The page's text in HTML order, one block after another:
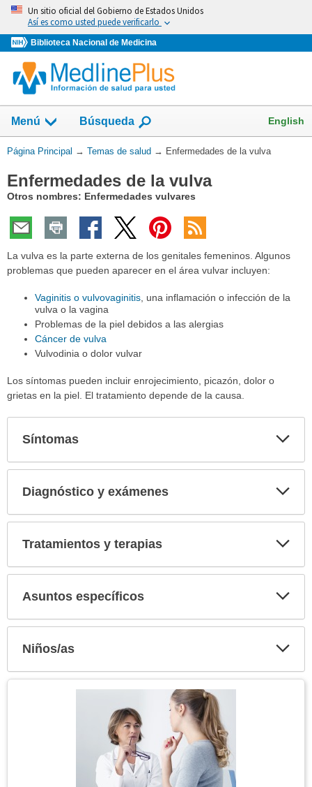
Omita
vaya
al
Contenido
Un sitio oficial del Gobierno de Estados Unidos
Así es como usted puede verificarlo
Biblioteca Nacional de Medicina
Menú
Mostrar
campo
de
Búsqueda English
Usted
aquí:
Página Principal → Temas de salud → Enfermedades de la vulva
Enfermedades de la vulva
Otros nombres: Enfermedades vulvares
La vulva es la parte externa de los genitales femeninos. Algunos
problemas que pueden aparecer en el área vulvar incluyen:
Vaginitis o vulvovaginitis, una inflamación o infección de la
vulva o la vagina
Problemas de la piel debidos a las alergias
Cáncer de vulva
Vulvodinia o dolor vulvar
Los síntomas pueden incluir enrojecimiento, picazón, dolor o
grietas en la piel. El tratamiento depende de la causa.
Síntomas
Diagnóstico y exámenes
Tratamientos y terapias
Asuntos específicos
Niños/as